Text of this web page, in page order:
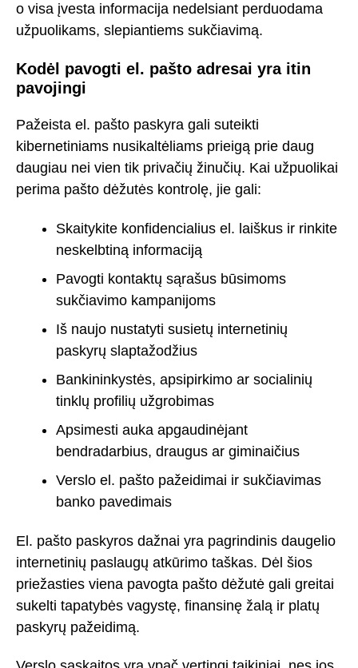
o visa įvesta informacija nedelsiant perduodama
užpuolikams, slepiantiems sukčiavimą.
Kodėl pavogti el. pašto adresai yra itin
pavojingi
Pažeista el. pašto paskyra gali suteikti
kibernetiniams nusikaltėliams prieigą prie daug
daugiau nei vien tik privačių žinučių. Kai užpuolikai
perima pašto dėžutės kontrolę, jie gali:
Skaitykite konfidencialius el. laiškus ir rinkite
neskelbtiną informaciją
Pavogti kontaktų sąrašus būsimoms
sukčiavimo kampanijoms
Iš naujo nustatyti susietų internetinių
paskyrų slaptažodžius
Bankininkystės, apsipirkimo ar socialinių
tinklų profilių užgrobimas
Apsimesti auka apgaudinėjant
bendradarbius, draugus ar giminaičius
Verslo el. pašto pažeidimai ir sukčiavimas
banko pavedimais
El. pašto paskyros dažnai yra pagrindinis daugelio
internetinių paslaugų atkūrimo taškas. Dėl šios
priežasties viena pavogta pašto dėžutė gali greitai
sukelti tapatybės vagystę, finansinę žalą ir platų
paskyrų pažeidimą.